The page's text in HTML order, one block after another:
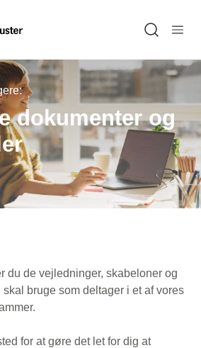
dokumenter og
du de vejledninger, skabeloner og
bruge som deltager i et af vores
for at gøre det let for dig at